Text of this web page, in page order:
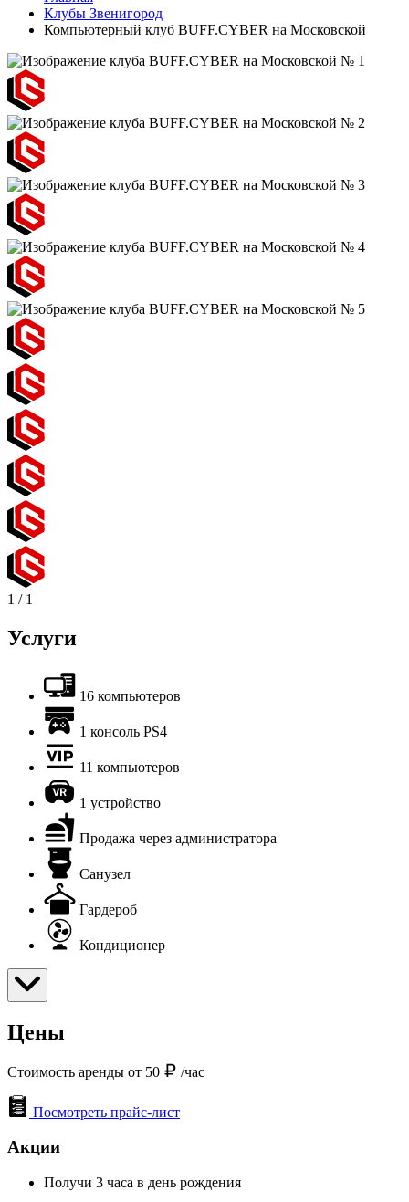
Клубы Звенигород
Компьютерный клуб BUFF.CYBER на Московской
1 / 1
Услуги
16 компьютеров
1 консоль PS4
11 компьютеров
1 устройство
Продажа через администратора
Санузел
Гардероб
Кондиционер
Цены
Стоимость аренды от 50 /час
Посмотреть прайс-лист
Акции
Получи 3 часа в день рождения